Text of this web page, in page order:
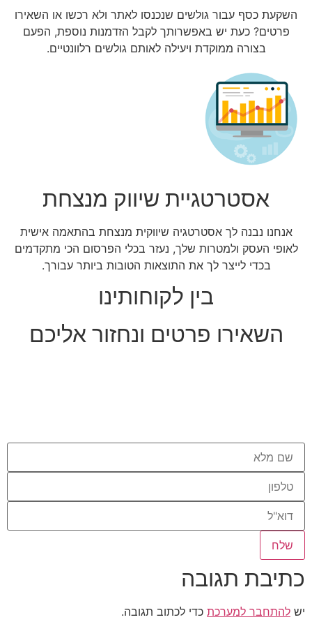
השקעת כסף עבור גולשים שנכנסו לאתר ולא רכשו או השאירו
פרטים? כעת יש באפשרותך לקבל הזדמנות נוספת, הפעם
בצורה ממוקדת ויעילה לאותם גולשים רלוונטיים.
אסטרטגיית שיווק מנצחת
אנחנו נבנה לך אסטרטגיה שיווקית מנצחת בהתאמה אישית
לאופי העסק ולמטרות שלך, נעזר בכלי הפרסום הכי מתקדמים
בכדי לייצר לך את התוצאות הטובות ביותר עבורך.
בין לקוחותינו
השאירו פרטים ונחזור אליכם
כתיבת תגובה
יש להתחבר למערכת כדי לכתוב תגובה.